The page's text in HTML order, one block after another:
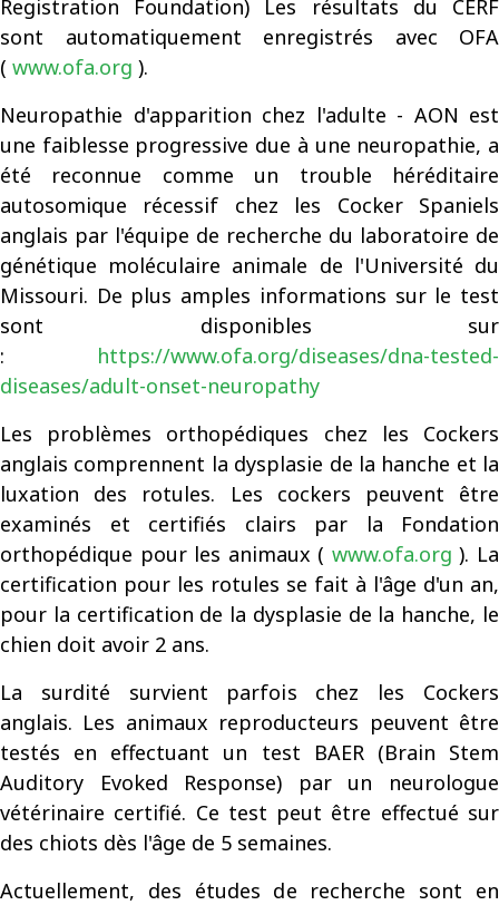
Registration Foundation) Les résultats du CERF
sont automatiquement enregistrés avec OFA
( www.ofa.org ).
Neuropathie d'apparition chez l'adulte - AON est
une faiblesse progressive due à une neuropathie, a
été reconnue comme un trouble héréditaire
autosomique récessif chez les Cocker Spaniels
anglais par l'équipe de recherche du laboratoire de
génétique moléculaire animale de l'Université du
Missouri. De plus amples informations sur le test
sont disponibles sur
: https://www.ofa.org/diseases/dna-tested-
diseases/adult-onset-neuropathy
Les problèmes orthopédiques chez les Cockers
anglais comprennent la dysplasie de la hanche et la
luxation des rotules. Les cockers peuvent être
examinés et certifiés clairs par la Fondation
orthopédique pour les animaux ( www.ofa.org). La
certification pour les rotules se fait à l'âge d'un an,
pour la certification de la dysplasie de la hanche, le
chien doit avoir 2 ans.
La surdité survient parfois chez les Cockers
anglais. Les animaux reproducteurs peuvent être
testés en effectuant un test BAER (Brain Stem
Auditory Evoked Response) par un neurologue
vétérinaire certifié. Ce test peut être effectué sur
des chiots dès l'âge de 5 semaines.
Actuellement, des études de recherche sont en